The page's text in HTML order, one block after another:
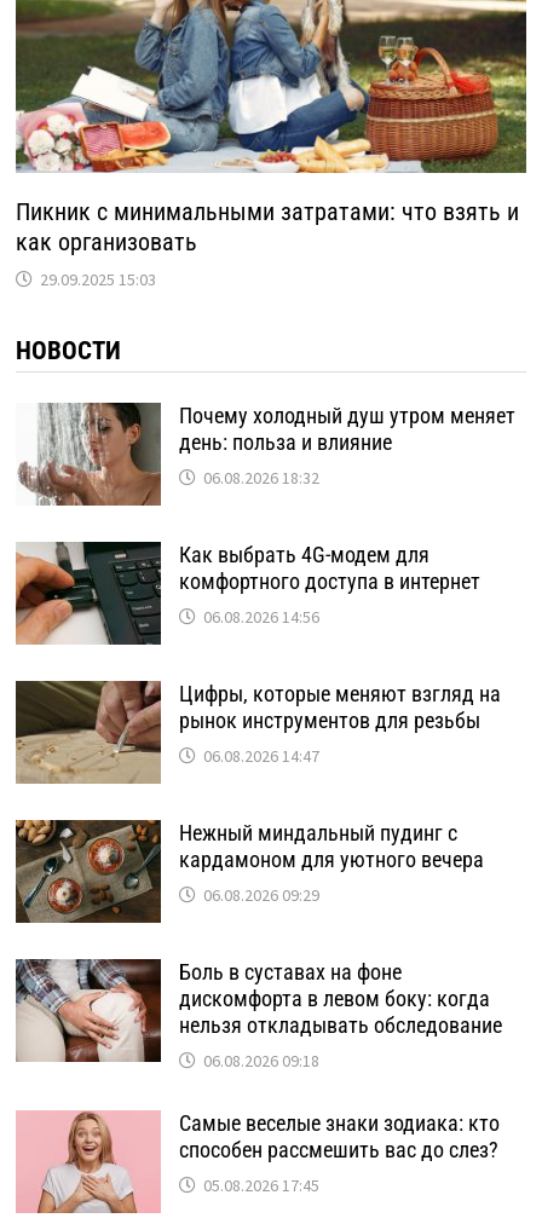
Пикник с минимальными затратами: что взять и
как организовать
29.09.2025 15:03
НОВОСТИ
Почему холодный душ утром меняет
день: польза и влияние
06.08.2026 18:32
Как выбрать 4G-модем для
комфортного доступа в интернет
06.08.2026 14:56
Цифры, которые меняют взгляд на
рынок инструментов для резьбы
06.08.2026 14:47
Нежный миндальный пудинг с
кардамоном для уютного вечера
06.08.2026 09:29
Боль в суставах на фоне
дискомфорта в левом боку: когда
нельзя откладывать обследование
06.08.2026 09:18
Самые веселые знаки зодиака: кто
способен рассмешить вас до слез?
05.08.2026 17:45